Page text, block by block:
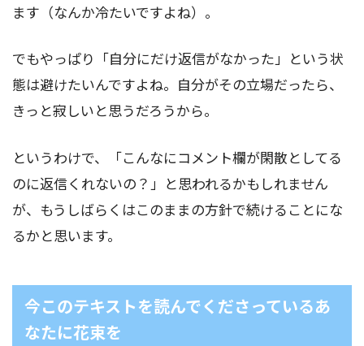
ます（なんか冷たいですよね）。
でもやっぱり「自分にだけ返信がなかった」という状
態は避けたいんですよね。自分がその立場だったら、
きっと寂しいと思うだろうから。
というわけで、「こんなにコメント欄が閑散としてる
のに返信くれないの？」と思われるかもしれません
が、もうしばらくはこのままの方針で続けることにな
るかと思います。
今このテキストを読んでくださっているあ
なたに花束を